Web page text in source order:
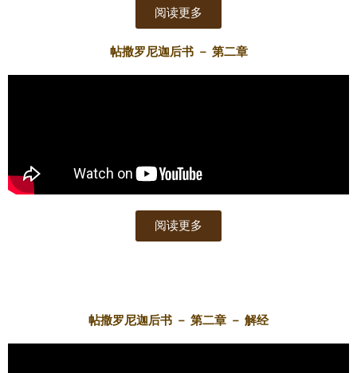
阅读更多
帖撒罗尼迦后书 － 第二章
阅读更多
帖撒罗尼迦后书 － 第二章 － 解经